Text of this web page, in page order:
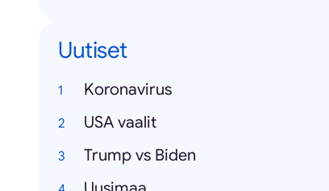
Uutiset
Koronavirus
USA vaalit
Trump vs Biden